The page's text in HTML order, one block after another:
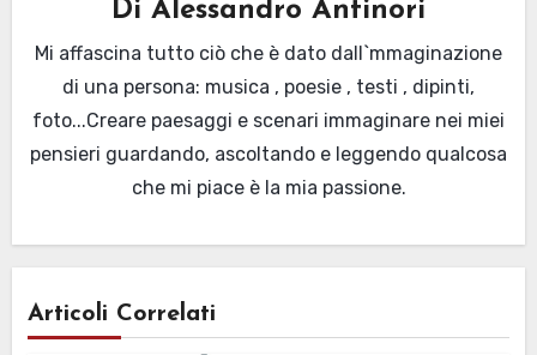
Di Alessandro Antinori
Mi affascina tutto ciò che è dato dall`mmaginazione
di una persona: musica , poesie , testi , dipinti,
foto...Creare paesaggi e scenari immaginare nei miei
pensieri guardando, ascoltando e leggendo qualcosa
che mi piace è la mia passione.
Articoli Correlati